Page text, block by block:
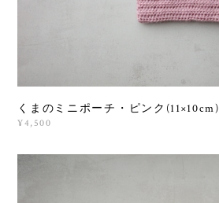
くまのミニポーチ・ピンク(11×10cm)
¥4,500